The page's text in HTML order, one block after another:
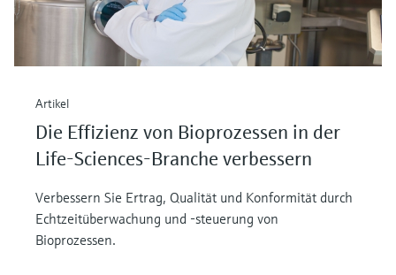
Artikel
Die Effizienz von Bioprozessen in der
Life-Sciences-Branche verbessern
Verbessern Sie Ertrag, Qualität und Konformität durch
Echtzeitüberwachung und -steuerung von
Bioprozessen.